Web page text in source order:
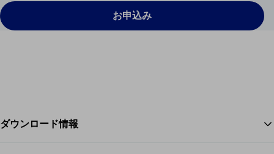
お申込み
ダウンロード情報